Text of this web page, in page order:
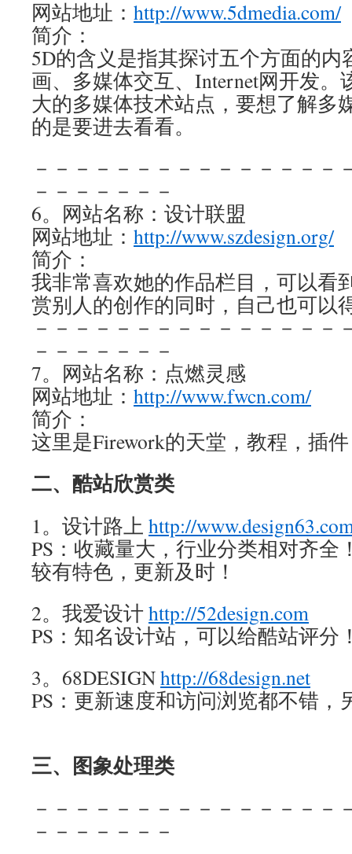
网站地址： http://www.5dmedia.com/
简介：
5D的含义是指其探讨五个方面的内
画、多媒体交互、Internet网开发。
大的多媒体技术站点，要想了解多
的是要进去看看。
－－－－－－－－－－－－－－－
－－－－－－－
6。网站名称：设计联盟
网站地址： http://www.szdesign.org/
简介：
我非常喜欢她的作品栏目，可以看
赏别人的创作的同时，自己也可以
－－－－－－－－－－－－－－－
－－－－－－－
7。网站名称：点燃灵感
网站地址： http://www.fwcn.com/
简介：
这里是Firework的天堂，教程，插
二、酷站欣赏类
1。设计路上 http://
PS：收藏量大，行业分类相对齐全
较有特色，更新及时！
2。我爱设计 http://52design.com
PS：知名设计站，可以给酷站评分
3。68DESIGNhttp://68design.net
PS：更新速度和访问浏览都不错，
三、图象处理类
－－－－－－－－－－－－－－－
－－－－－－－